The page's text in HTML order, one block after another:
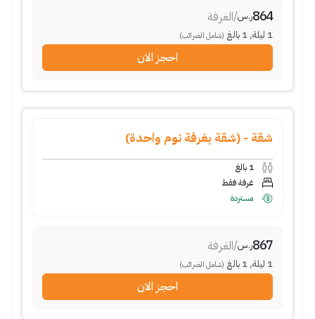
864ر.س/الغرفة
1 ليلة,
1 بالغ (شامل الضرائب)
احجز الان
شقة - (شقة بغرفة نوم واحدة)
1 بالغ
غرفة فقط
مستردة
867ر.س/الغرفة
1 ليلة,
1 بالغ (شامل الضرائب)
احجز الان